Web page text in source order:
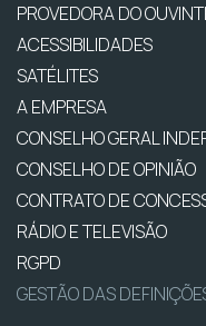
PROVEDORA DO
ACESSIBILIDADES
SATÉLITES
A EMPRESA
CONSELHO GERAL
CONSELHO DE OPINIÃO
CONTRATO DE
RÁDIO E TELEVISÃO
RGPD
GESTÃO DAS